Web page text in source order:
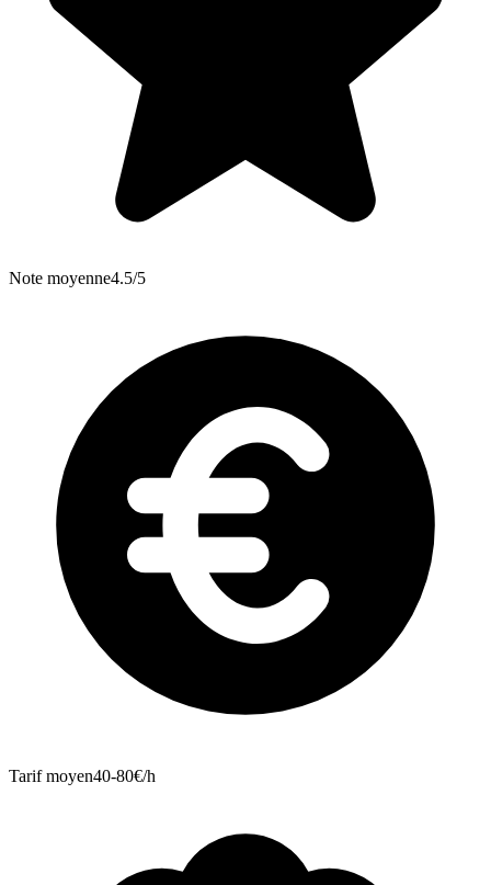
Note moyenne4.5/5
Tarif moyen40-80€/h